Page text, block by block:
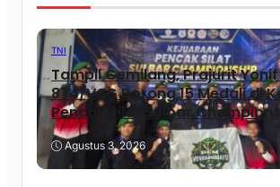
TNI
Tampil Gemilang, Prajurit Yonif
874/VSG Borong 15 Medali di
Pencak Silat Sulbar
Agustus 3, 2026